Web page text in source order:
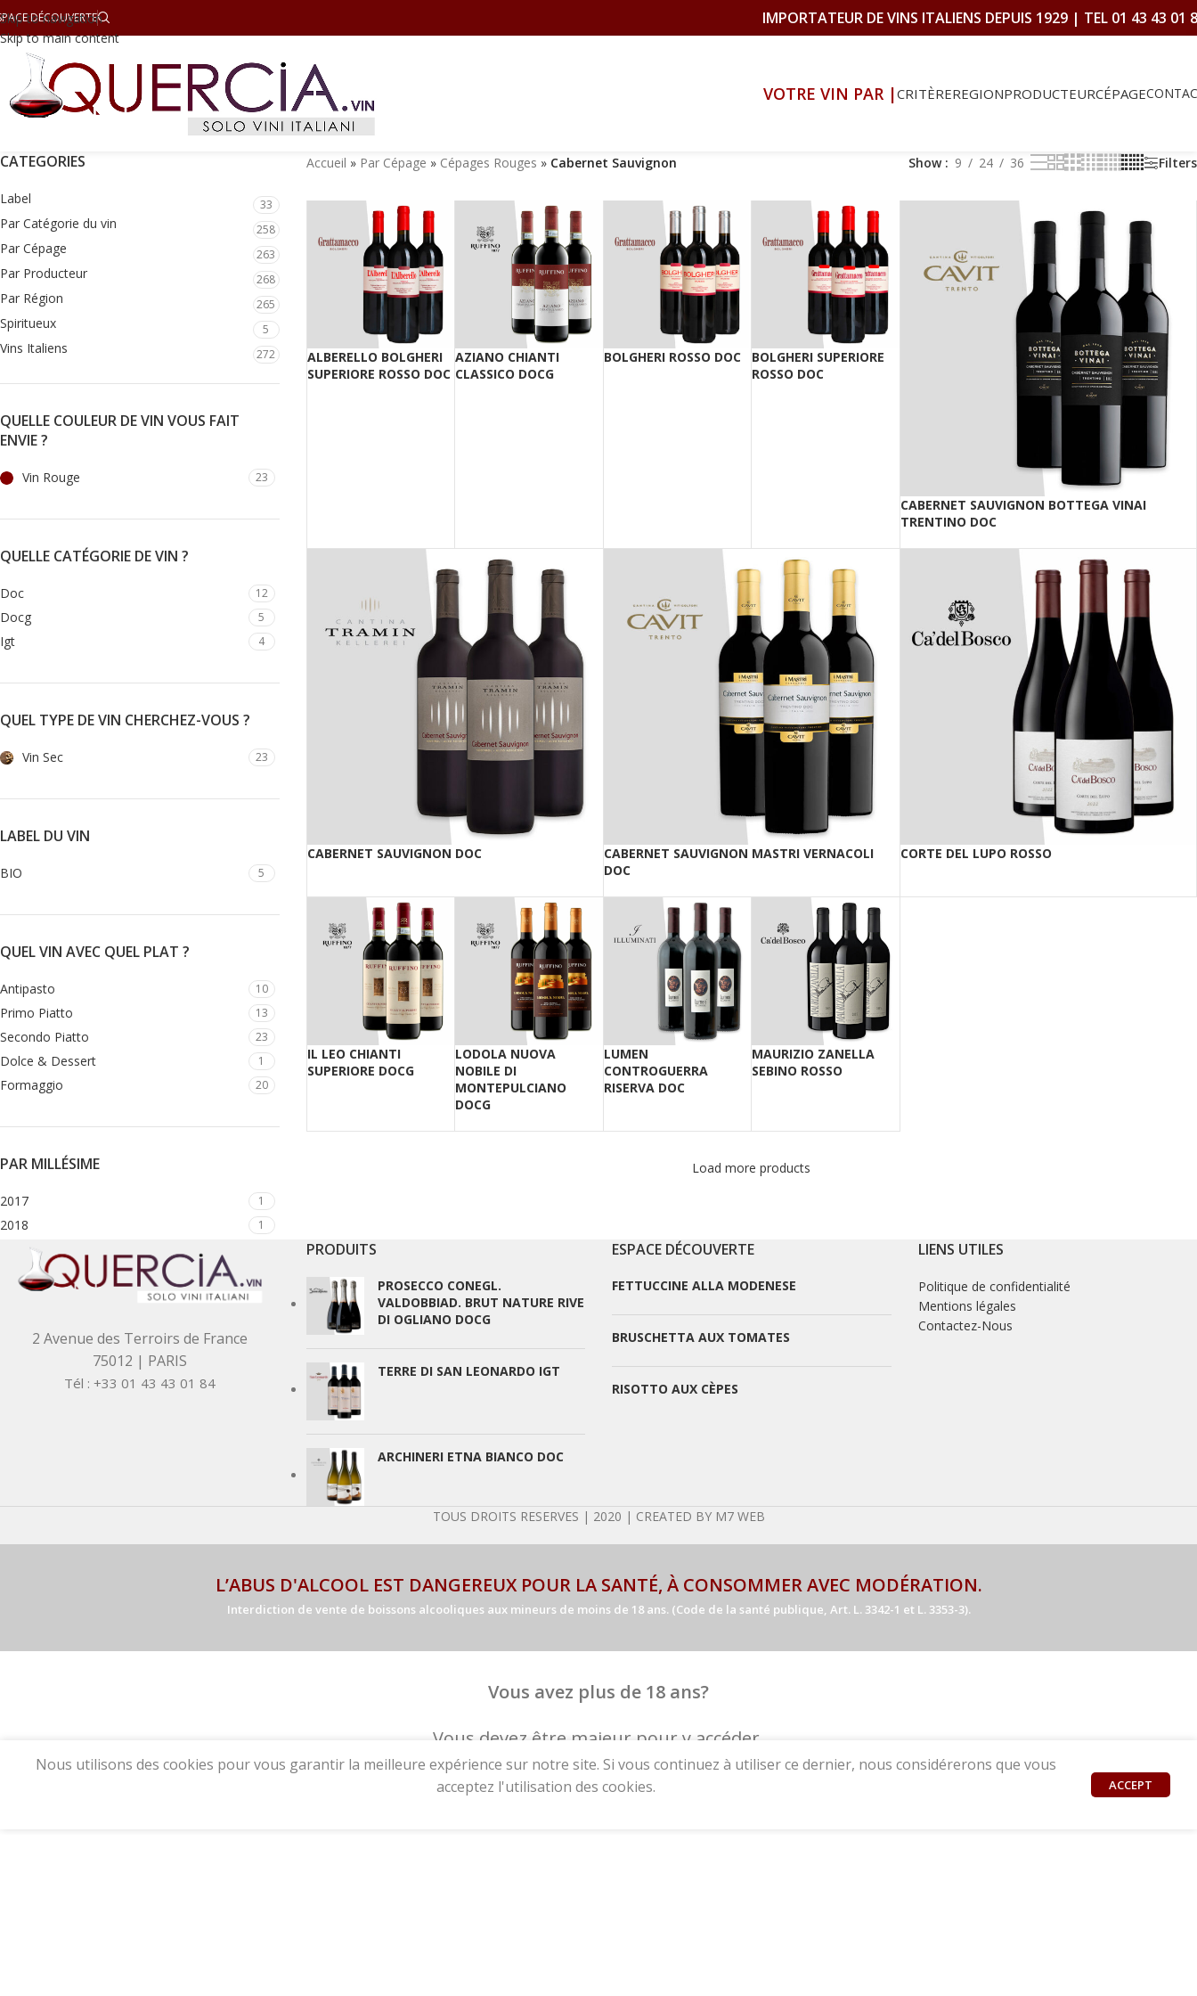
Skip to navigation
Skip to main content
DÉCOUVERTE IMPORTATEUR DE VINS ITALIENS DEPUIS 1929 | TEL 01 43 43 01
VOTRE VIN PAR |CRITÈREREGIONPRODUCTEURCÉPAGE
CATEGORIES
Label 33
Par Catégorie du vin 258
Par Cépage 263
Par Producteur 268
Par Région 265
Spiritueux 5
Vins Italiens 272
QUELLE COULEUR DE VIN VOUS FAIT
ENVIE ?
Vin Rouge 23
QUELLE CATÉGORIE DE VIN ?
Doc 12
Docg 5
Igt 4
QUEL TYPE DE VIN CHERCHEZ-VOUS ?
Vin Sec 23
LABEL DU VIN
BIO 5
QUEL VIN AVEC QUEL PLAT ?
Antipasto 10
Primo Piatto 13
Secondo Piatto 23
Dolce & Dessert 1
Formaggio 20
PAR MILLÉSIME
2017 1
2018 1
Accueil » Par Cépage » Cépages Rouges » Cabernet Sauvignon Show 9 24 36 Filters
ALBERELLO BOLGHERI
SUPERIORE ROSSO DOC
AZIANO CHIANTI
CLASSICO DOCG
BOLGHERI ROSSO DOC
BOLGHERI SUPERIORE
ROSSO DOC
CABERNET SAUVIGNON BOTTEGA VINAI
TRENTINO DOC
CABERNET SAUVIGNON DOC
CABERNET SAUVIGNON MASTRI VERNACOLI
DOC
CORTE DEL LUPO ROSSO
IL LEO CHIANTI
SUPERIORE DOCG
LODOLA NUOVA
NOBILE DI
MONTEPULCIANO
DOCG
LUMEN
CONTROGUERRA
RISERVA DOC
MAURIZIO ZANELLA
SEBINO ROSSO
Load more products
2 Avenue des Terroirs de France
75012 | PARIS
Tél : +33 01 43 43 01 84
PRODUITS
PROSECCO CONEGL.
VALDOBBIAD. BRUT NATURE RIVE
DI OGLIANO DOCG
TERRE DI SAN LEONARDO IGT
ARCHINERI ETNA BIANCO DOC
ESPACE DÉCOUVERTE
FETTUCCINE ALLA MODENESE
BRUSCHETTA AUX TOMATES
RISOTTO AUX CÈPES
LIENS UTILES
Politique de confidentialité
Mentions légales
Contactez-Nous
TOUS DROITS RESERVES | 2020 | CREATED BY M7 WEB
L’ABUS D'ALCOOL EST DANGEREUX POUR LA SANTÉ, À CONSOMMER AVEC MODÉRATION.
Interdiction de vente de boissons alcooliques aux mineurs de moins de 18 ans. (Code de la santé publique, Art. L. 3342-1 et L. 3353-3).
Nous utilisons des cookies pour vous garantir la meilleure expérience sur notre site. Si vous continuez à utiliser ce dernier, nous considérerons que vous
acceptez l'utilisation des cookies.
ACCEPT
Vous avez plus de 18 ans?
Vous devez être majeur pour y accéder.
I AM 18 OR OLDER I AM UNDER 18